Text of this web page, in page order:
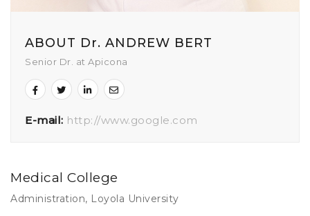
ABOUT Dr. ANDREW BERT
Senior Dr. at Apicona
E-mail: http://www.google.com
Medical College
Administration, Loyola University